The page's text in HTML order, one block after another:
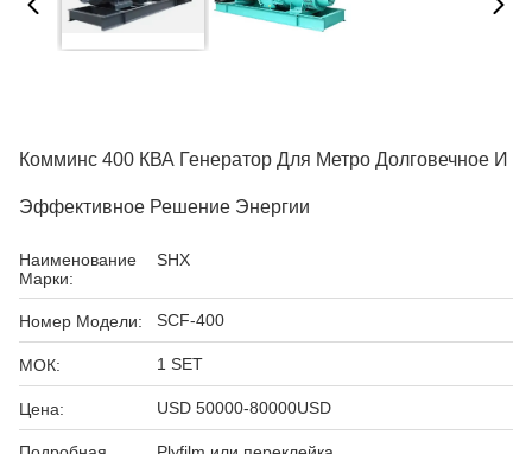
Комминс 400 КВА Генератор Для Метро Долговечное И
Эффективное Решение Энергии
Наименование
Марки:
SHX
Номер Модели: SCF-400
МОК: 1 SET
Цена: USD 50000-80000USD